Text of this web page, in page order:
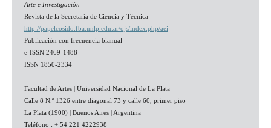
Arte e Investigación
Revista de la Secretaría de Ciencia y Técnica
http://papelcosido.fba.unlp.edu.ar/ojs/index.php/aei
Publicación con frecuencia bianual
e-ISSN 2469-1488
ISSN 1850-2334
Facultad de Artes | Universidad Nacional de La Plata
Calle 8 N.º 1326 entre diagonal 73 y calle 60, primer piso
La Plata (1900) | Buenos Aires | Argentina
Teléfono : + 54 221 4222938